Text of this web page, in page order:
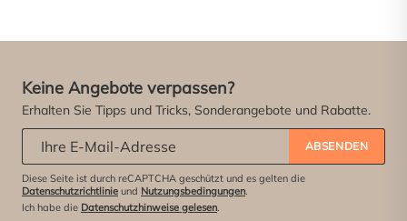
Keine Angebote verpassen?
Erhalten Sie Tipps und Tricks, Sonderangebote und Rabatte.
ABSENDEN
Diese Seite ist durch reCAPTCHA geschützt und es gelten die
Datenschutzrichtlinie und Nutzungsbedingungen.
Ich habe die Datenschutzhinweise gelesen.